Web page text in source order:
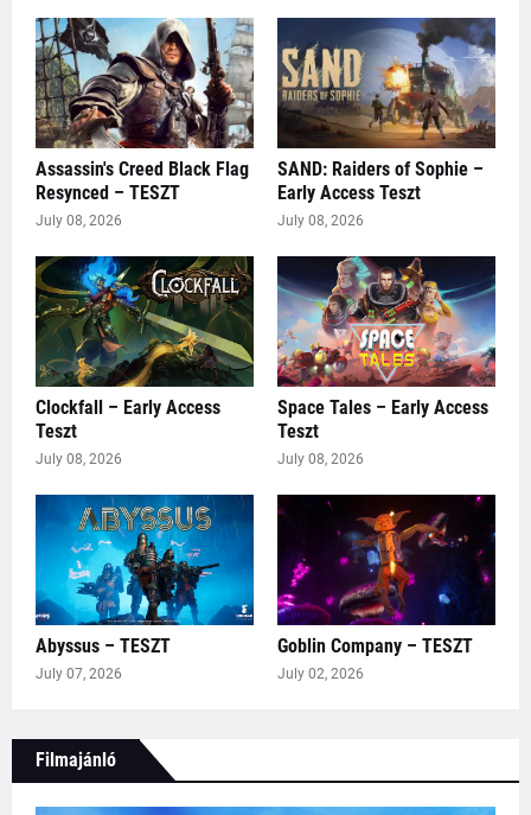
Assassin's Creed Black Flag
Resynced – TESZT
July 08, 2026
SAND: Raiders of Sophie –
Early Access Teszt
July 08, 2026
Clockfall – Early Access
Teszt
July 08, 2026
Space Tales – Early Access
Teszt
July 08, 2026
Abyssus – TESZT
July 07, 2026
Goblin Company – TESZT
July 02, 2026
Filmajánló